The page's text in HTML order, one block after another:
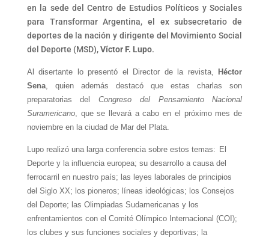
en la sede del Centro de Estudios Políticos y Sociales
para Transformar Argentina, el ex subsecretario de
deportes de la nación y dirigente del Movimiento Social
del Deporte (MSD),Víctor F. Lupo.
Al disertante lo presentó el Director de la revista,
Héctor
Sena, quien además destacó que estas charlas son
preparatorias delCongreso del Pensamiento Nacional
Suramericano, que se llevará a cabo en el próximo mes de
noviembre en la ciudad de Mar del Plata.
Lupo realizó una larga conferencia sobre estos temas: El
Deporte y la influencia europea; su desarrollo a causa del
ferrocarril en nuestro país; las leyes laborales de principios
del Siglo XX; los pioneros; líneas ideológicas; los Consejos
del Deporte; las Olimpiadas Sudamericanas y los
enfrentamientos con el Comité Olímpico Internacional (COI);
los clubes y sus funciones sociales y deportivas; la